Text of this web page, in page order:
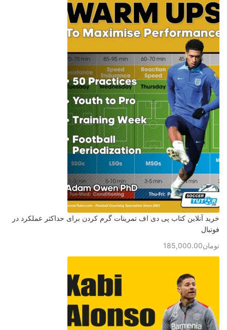
خرید آنلاین کتاب پی دی اف تمرینات گرم کردن برای حداکثر عملکرد در
فوتبال
تومان185,000.00